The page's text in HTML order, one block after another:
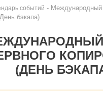
событий - Международный
бэкапа)
(ДЕНЬ